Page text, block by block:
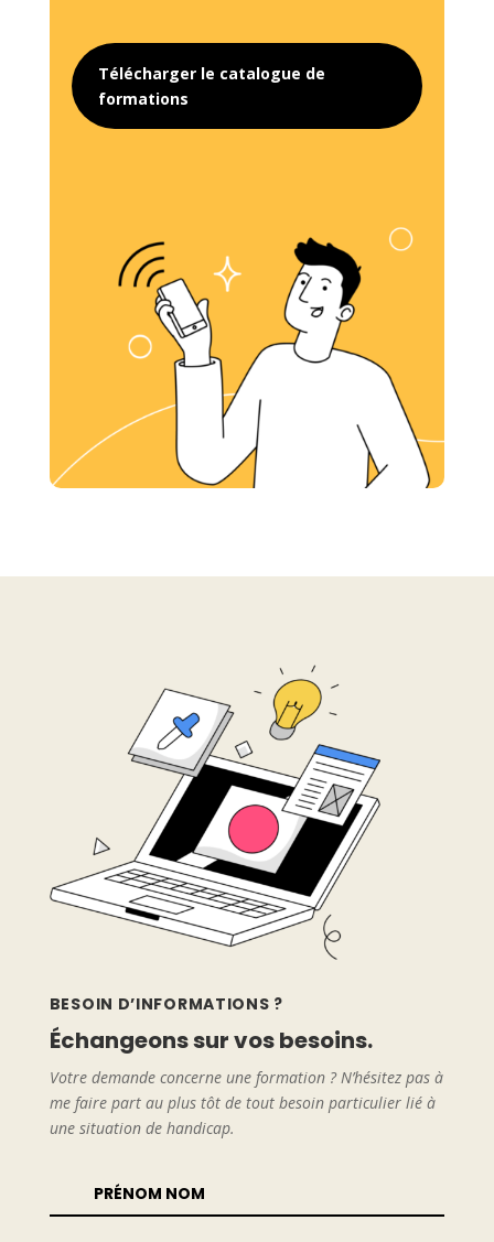
Télécharger le catalogue de
formations
BESOIN D’INFORMATIONS ?
Échangeons sur vos besoins.
Votre demande concerne une formation ? N’hésitez pas à
me faire part au plus tôt de tout besoin particulier lié à
une situation de handicap.